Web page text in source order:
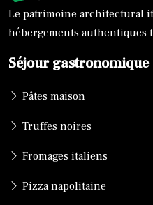
Le patrimoine architectural
hébergements authentiques
Séjour
Pâtes maison
Truffes noires
Fromages italiens
Pizza napolitaine